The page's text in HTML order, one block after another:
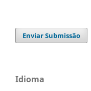
Enviar Submissão
Idioma